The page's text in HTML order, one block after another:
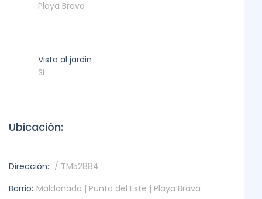
Playa Brava
Vista al jardin
SI
Ubicación:
Dirección: / TM52884
Barrio: Maldonado | Punta del Este | Playa Brava